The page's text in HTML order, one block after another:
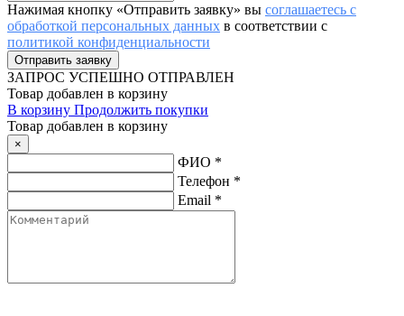
Нажимая кнопку «Отправить заявку» вы соглашаетесь с
обработкой персональных данных в соответствии с
политикой конфиденциальности
ЗАПРОС УСПЕШНО ОТПРАВЛЕН
Товар добавлен в корзину
В корзину Продолжить покупки
Товар добавлен в корзину
×
ФИО *
Телефон *
Email *